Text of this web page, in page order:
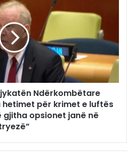
Ndërkombëtare
hetimet për krimet e luftës
gjitha opsionet janë në